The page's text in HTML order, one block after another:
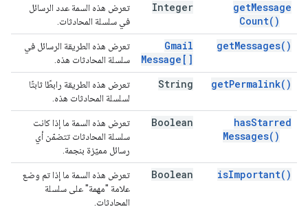
getMessage
Count( )
Integer
تعرض هذه السمة عدد الرسائل
في سلسلة المحادثات.
getMessages( )
Gmail
Message[]
تعرض هذه الطريقة الرسائل في
سلسلة المحادثات هذه.
getPermalink( )
String
تعرض هذه الطريقة رابطًا ثابتًا
لسلسلة المحادثات هذه.
hasStarred
Messages( )
Boolean
تعرض هذه السمة ما إذا كانت
سلسلة المحادثات تتضمّن أي
رسائل مميّزة بنجمة.
isImportant( )
Boolean
تعرض هذه السمة ما إذا تم وضع
علامة "مهمة" على سلسلة
المحادثات.